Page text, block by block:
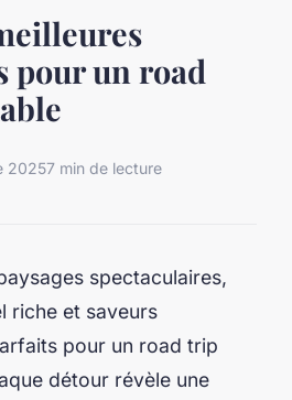
pour un road
20257 min de lecture
spectaculaires,
riche et saveurs
pour un road trip
détour révèle une